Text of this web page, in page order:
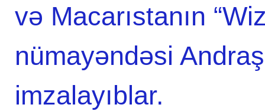
və Macarıstanın
nümayəndəsi
imzalayıblar.